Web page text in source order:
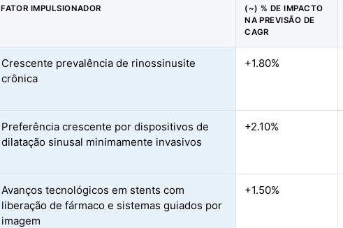
FATOR IMPULSIONADOR
(~) % DE IMPACTO
NA PREVISÃO DE
CAGR
Crescente prevalência de rinossinusite
crônica
+1.80%
Preferência crescente por dispositivos de
dilatação sinusal minimamente invasivos
+2.10%
Avanços tecnológicos em stents com
liberação de fármaco e sistemas guiados por
imagem
+1.50%